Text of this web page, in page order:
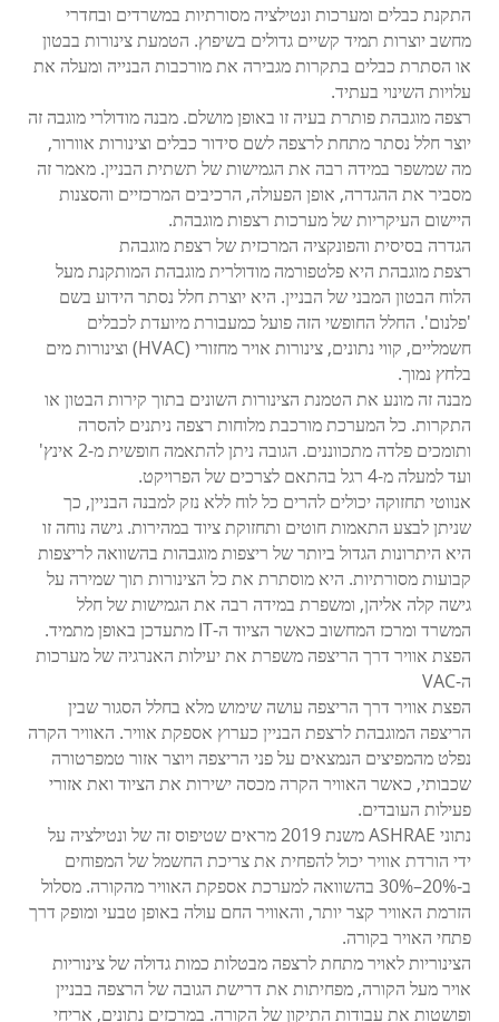
התקנת כבלים ומערכות ונטילציה מסורתיות במשרדים ובחדרי
מחשב יוצרות תמיד קשיים גדולים בשיפוץ. הטמעת צינורות בבטון
או הסתרת כבלים בתקרות מגבירה את מורכבות הבנייה ומעלה את
עלויות השינוי בעתיד.
רצפה מוגבהת פותרת בעיה זו באופן מושלם. מבנה מודולרי מוגבה זה
יוצר חלל נסתר מתחת לרצפה לשם סידור כבלים וצינורות אוורור,
מה שמשפר במידה רבה את הגמישות של תשתית הבניין. מאמר זה
מסביר את ההגדרה, אופן הפעולה, הרכיבים המרכזיים והסצנות
היישום העיקריות של מערכות רצפות מוגבהת.
הגדרה בסיסית והפונקציה המרכזית של רצפת מוגבהת
רצפת מוגבהת היא פלטפורמה מודולרית מוגבהת המותקנת מעל
הלוח הבטון המבני של הבניין. היא יוצרת חלל נסתר הידוע בשם
'פלנום'. החלל החופשי הזה פועל כמעבורת מיועדת לכבלים
חשמליים, קווי נתונים, צינורות אויר מחזורי (HVAC) וצינורות מים
בלחץ נמוך.
מבנה זה מונע את הטמנת הצינורות השונים בתוך קירות הבטון או
התקרות. כל המערכת מורכבת מלוחות רצפה ניתנים להסרה
ותומכים פלדה מתכווננים. הגובה ניתן להתאמה חופשית מ-2 אינץ'
ועד למעלה מ-4 רגל בהתאם לצרכים של הפרויקט.
אנווטי תחזוקה יכולים להרים כל לוח ללא נזק למבנה הבניין, כך
שניתן לבצע התאמות חוטים ותחזוקת ציוד במהירות. גישה נוחה זו
היא היתרונות הגדול ביותר של ריצפות מוגבהות בהשוואה לריצפות
קבועות מסורתיות. היא מוסתרת את כל הצינורות תוך שמירה על
גישה קלה אליהן, ומשפרת במידה רבה את הגמישות של חלל
המשרד ומרכז המחשוב כאשר הציוד ה-IT מתעדכן באופן מתמיד.
הפצת אוויר דרך הריצפה משפרת את יעילות האנרגיה של מערכות
ה-VAC
הפצת אוויר דרך הריצפה עושה שימוש מלא בחלל הסגור שבין
הריצפה המוגבהת לרצפת הבניין כערוץ אספקת אוויר. האוויר הקרה
נפלט מהמפיצים הנמצאים על פני הריצפה ויוצר אזור טמפרטורה
שכבותי, כאשר האוויר הקרה מכסה ישירות את הציוד ואת אזורי
פעילות העובדים.
נתוני ASHRAE משנת 2019 מראים שטיפוס זה של ונטילציה על
ידי הורדת אוויר יכול להפחית את צריכת החשמל של המפוחים
ב-20%–30% בהשוואה למערכת אספקת האוויר מהקורה. מסלול
הזרמת האוויר קצר יותר, והאוויר החם עולה באופן טבעי ומופק דרך
פתחי האויר בקורה.
הצינוריות לאויר מתחת לרצפה מבטלות כמות גדולה של צינוריות
אויר מעל הקורה, מפחיתות את דרישת הגובה של הרצפה בבניין
ופושטות את עבודות התיקון של הקורה. במרכזים נתונים, אריחי